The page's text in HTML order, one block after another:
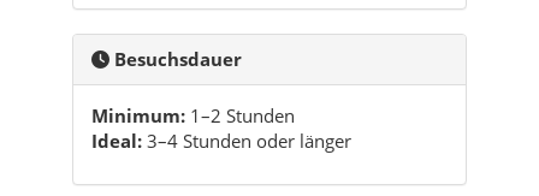
Besuchsdauer
Minimum: 1–2 Stunden
Ideal: 3–4 Stunden oder länger